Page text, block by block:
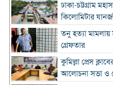
ঢাকা-চট্টগ্রাম
কিলোমিটার
তনু হত্যা
গ্রেফতার
কুমিল্লা প্রেস
আলোচনা সভা ও